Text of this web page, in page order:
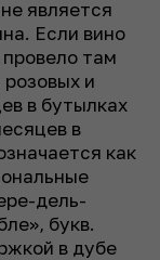
является
Если вино
там
и
в бутылках
в
как
дель-
букв.
в дубе